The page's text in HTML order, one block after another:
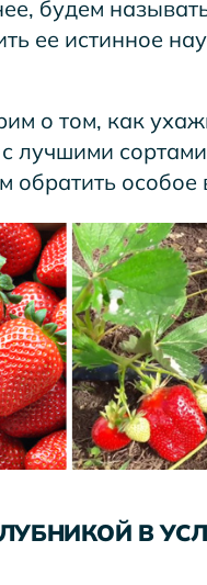
будем
ее истинное
о том, как
лучшими
обратить особое
В